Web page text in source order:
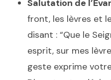
Salutation de
front, les lèvres et
disant : “Que le
esprit, sur mes
geste exprime